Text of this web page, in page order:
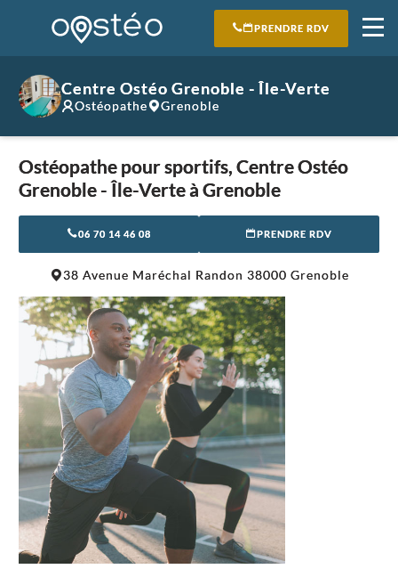
PRENDRE RDV
Centre Ostéo Grenoble - Île-Verte
Ostéopathe Grenoble
Ostéopathe pour sportifs, Centre Ostéo
Grenoble - Île-Verte à Grenoble
06 70 14 46 08 PRENDRE RDV
−
38 Avenue Maréchal Randon 38000 Grenoble